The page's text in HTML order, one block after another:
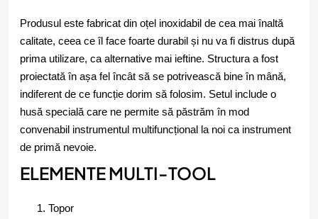
Produsul este fabricat din oțel inoxidabil de cea mai înaltă
calitate, ceea ce îl face foarte durabil și nu va fi distrus după
prima utilizare, ca alternative mai ieftine. Structura a fost
proiectată în așa fel încât să se potrivească bine în mână,
indiferent de ce funcție dorim să folosim. Setul include o
husă specială care ne permite să păstrăm în mod
convenabil instrumentul multifuncțional la noi ca instrument
de primă nevoie.
ELEMENTE MULTI-TOOL
Topor